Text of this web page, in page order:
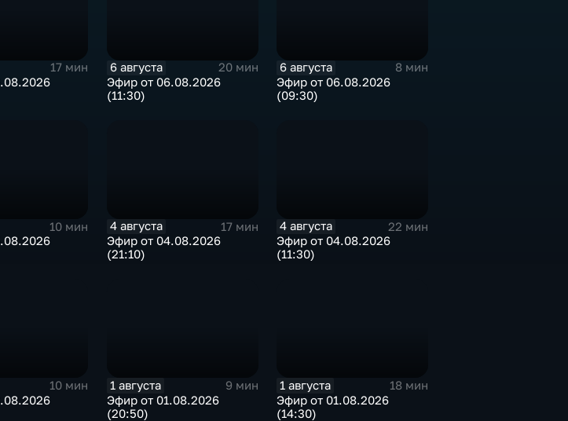
17 мин
6 августа
20 мин
Эфир от 06.08.2026
(11:30)
6 августа
8 мин
Эфир от 06.08.2026
(09:30)
10 мин
4 августа
17 мин
Эфир от 04.08.2026
(21:10)
4 августа
22 мин
Эфир от 04.08.2026
(11:30)
10 мин
1 августа
9 мин
Эфир от 01.08.2026
(20:50)
1 августа
18 мин
Эфир от 01.08.2026
(14:30)